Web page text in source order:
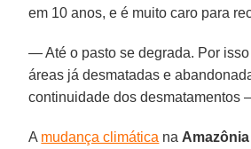
em 10 anos, e é muito caro para
— Até o pasto se degrada. Por
áreas já desmatadas e
continuidade dos desmatamentos
A mudança climática na Amazônia